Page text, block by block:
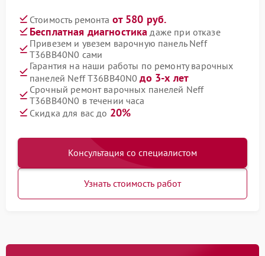
Стоимость ремонта от 580 руб.
Бесплатная диагностика даже при отказе
Привезем и увезем варочную панель Neff
T36BB40N0 сами
Гарантия на наши работы по ремонту варочных
панелей Neff T36BB40N0до 3-х лет
Срочный ремонт варочных панелей Neff
T36BB40N0 в течении часа
Скидка для вас до 20%
Консультация со специалистом
Узнать стоимость работ